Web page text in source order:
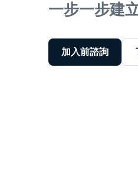
一步一步建
加入前諮詢